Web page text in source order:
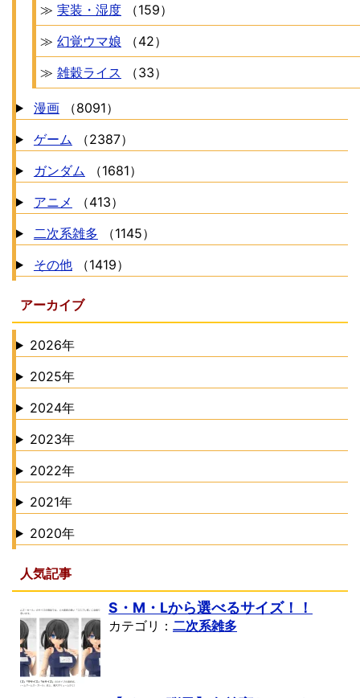
≫ 実装・湿度
（159）
≫ 幻覚ウマ娘
（42）
≫ 雑穀ライス （33）
漫画
（8091）
ゲーム
（2387）
ガンダム
（1681）
アニメ
（413）
二次系雑多
（1145）
その他
（1419）
アーカイブ
2026年
2025年
2024年
2023年
2022年
2021年
2020年
人気記事
S・M・Lから選べるサイズ！！
カテゴリ： 二次系雑多